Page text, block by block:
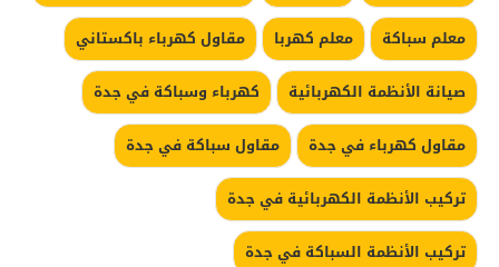
معلم سباكة
معلم كهربا
مقاول كهرباء باكستاني
صيانة الأنظمة الكهربائية
كهرباء وسباكة في جدة
مقاول كهرباء في جدة
مقاول سباكة في جدة
تركيب الأنظمة الكهربائية في جدة
تركيب الأنظمة السباكة في جدة